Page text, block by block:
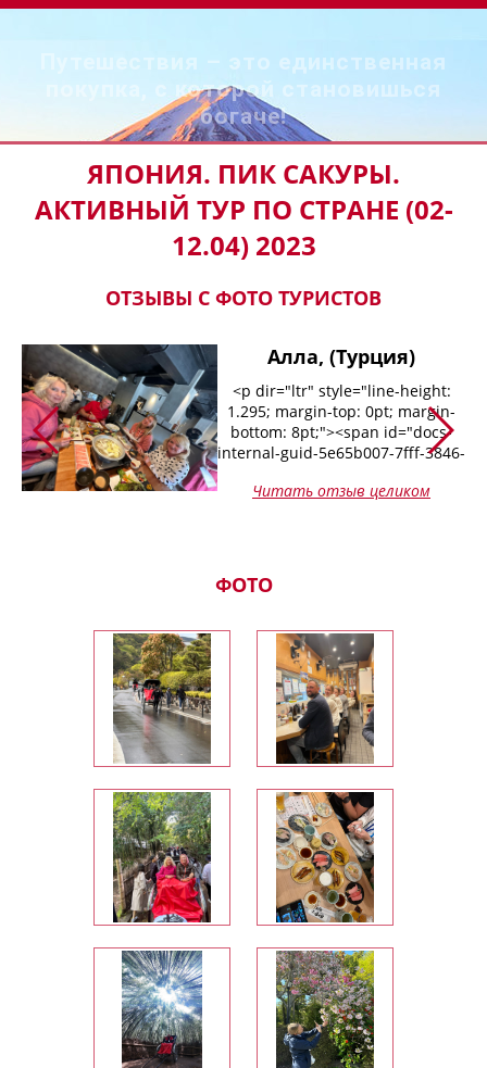
Путешествия – это единственная
покупка, с которой становишься
богаче!
ЯПОНИЯ. ПИК САКУРЫ.
АКТИВНЫЙ ТУР ПО СТРАНЕ (02-
12.04) 2023
ОТЗЫВЫ С ФОТО ТУРИСТОВ
Алла, (Турция)
<p dir="ltr" style="line-height:
1.295; margin-top: 0pt; margin-
bottom: 8pt;"><span id="docs-
internal-guid-5e65b007-7fff-3846-
style="caret-color: rgb(0, 0, 0);
ligatures: normal; font-variant-
east-asian: normal; font-variant-
baseline; white-space: pre-
wrap;">Потрясающее
путешествие. Соответствует
нашим ожиданиям: мы
посмотрели разные города этой
потрясающей страны. Многое
удивляет, многому научились и
гид! Грамотная Мария отвечает
на все наши совершенно
разносторонние вопросы, и она
настолько спокойная, настолько
приветливая и позитивная. Она
нам очень понравилось. И
пусть у вашей компании будет
большое развития, большие
перспективы, и мы готовы с
вашей компанией поехать в
любую другую страну, ну и
повторно приехать конечно же
в Японию!</span></span></p>
Читать отзыв целиком
ФОТО